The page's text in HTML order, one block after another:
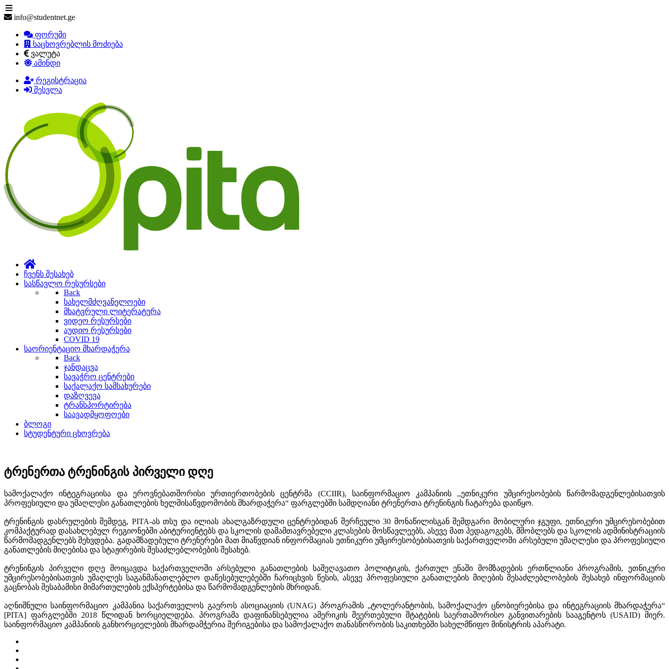
info@studentnet.ge
ფორუმი
საცხოვრებლის მოძიება
ვალუტა
ამინდი
რეგისტრაცია
შესვლა
ჩვენს შესახებ
სასწავლო რესურსები
Back
სახელმძღვანელოები
მხატვრული ლიტერატურა
ვიდეო რესურსები
აუდიო რესურსები
COVID 19
საორიენტაციო მხარდაჭერა
Back
ჯანდაცვა
სავაჭრო ცენტრები
საქალაქო სამსახურები
დაზღვევა
ტრანსპორტირება
საავადმყოფოები
ბლოგი
სტუდენტური ცხოვრება
ტრენერთა ტრენინგის პირველი დღე
სამოქალაქო ინტეგრაციისა და ეროვნებათშორისი ურთიერთობების ცენტრმა (CCIIR), საინფორმაციო კამპანიის ,,ეთნიკური უმცირესობების წარმომადგენლებისათვის
პროფესიული და უმაღლესი განათლების ხელმისაწვდომობის მხარდაჭერა“ ფარგლებში სამდღიანი ტრენერთა ტრენინგის ჩატარება დაიწყო.
ტრენინგის დასრულების შემდეგ, PITA-ას თსუ და ილიას ახალგაზრდული ცენტრებიდან შერჩეული 30 მონაწილისგან შემდგარი მობილური ჯგუფი, ეთნიკური უმცირესობებით
კომპაქტურად დასახლებულ რეგიონებში აბიტურიენტებს და სკოლის დამამთავრებელი კლასების მოსწავლეებს, ასევე მათ პედაგოგებს, მშობლებს და სკოლის ადმინისტრაციის
წარმომადგენლებს შეხვდება. გადამზადებული ტრენერები მათ მიაწვდიან ინფორმაციას ეთნიკური უმცირესობებისათვის საქართველოში არსებული უმაღლესი და პროფესიული
განათლების მიღებისა და სტაჟირების შესაძლებლობების შესახებ.
ტრენინგის პირველი დღე მოიცავდა საქართველოში არსებული განათლების საშეღავათო პოლიტიკის, ქართულ ენაში მომზადების ერთწლიანი პროგრამის, ეთნიკური
უმცირესობებისათვის უმაღლეს საგანმანათლებლო დაწესებულებებში ჩარიცხვის წესის, ასევე პროფესიული განათლების მიღების შესაძლებლობების შესახებ ინფორმაციის
გაცნობას შესაბამისი მიმართულების ექსპერტებისა და წარმომადგენლების მხრიდან.
აღნიშნული საინფორმაციო კამპანია საქართველოს გაეროს ასოციაციის (UNAG) პროგრამის „ტოლერანტობის, სამოქალაქო ცნობიერებისა და ინტეგრაციის მხარდაჭერა“
[PITA] ფარგლებში 2018 წლიდან ხორციელდება. პროგრამა დაფინანსებულია ამერიკის შეერთებული შტატების საერთაშორისო განვითარების სააგენტოს (USAID) მიერ.
საინფორმაციო კამპანიის განხორციელების მხარდამჭერია შერიგებისა და სამოქალაქო თანასწორობის საკითხებში სახელმწიფო მინისტრის აპარატი.